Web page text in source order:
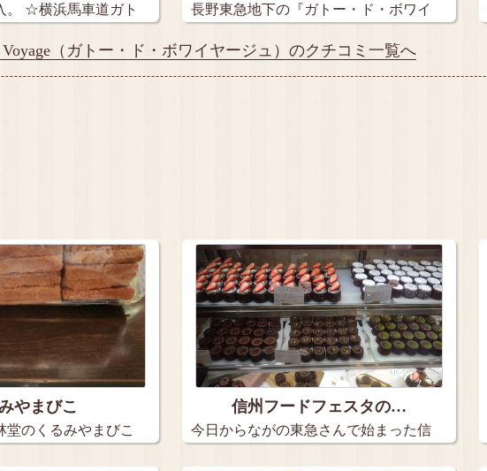
。 ☆横浜馬車道ガト
長野東急地下の『ガトー・ド・ボワイ
Voyage（ガトー・ド・ボワイヤージュ）のクチコミ一覧へ
やまびこ
堂のくるみやまびこ
信州フードフェスタの…
今日からながの東急さんで始まった信